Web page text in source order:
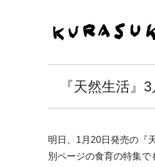
『天然生活』
明日、1月20日発売の『
別ページの食育の特集で